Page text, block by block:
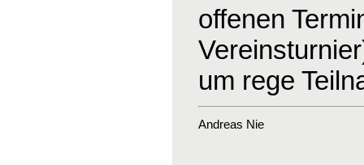
offenen
um rege
Andreas Nie